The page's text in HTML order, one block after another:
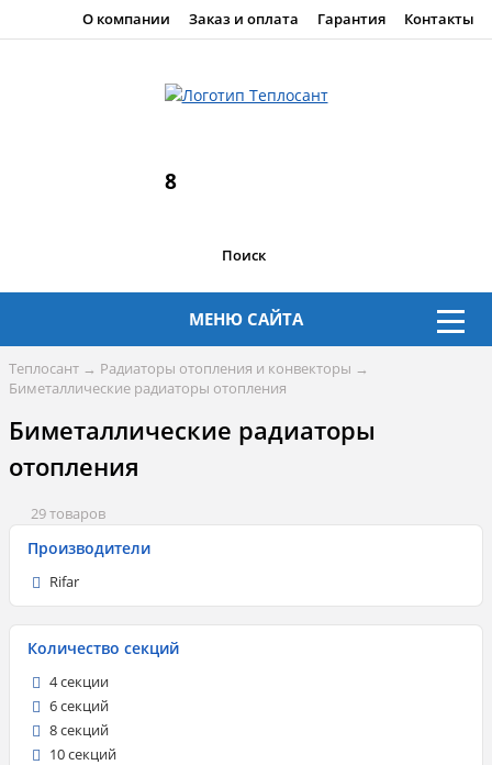
О компании Заказ и оплата Гарантия Контакты
8
Поиск
МЕНЮ САЙТА
Теплосант → Радиаторы отопления и конвекторы →
Биметаллические радиаторы отопления
Биметаллические радиаторы
отопления
29 товаров
Производители
Rifar
Количество секций
4 секции
6 секций
8 секций
10 секций